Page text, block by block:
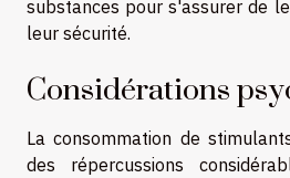
substances pour s'assurer de
leur sécurité.
Considérations
La consommation de
des répercussions